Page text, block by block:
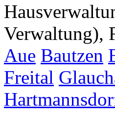
Verwaltung),
Aue Bautzen
Freital